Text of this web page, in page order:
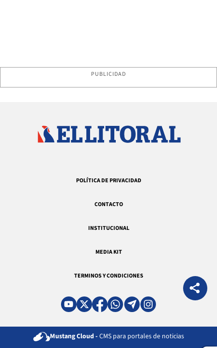
PUBLICIDAD
POLÍTICA DE PRIVACIDAD
CONTACTO
INSTITUCIONAL
MEDIA KIT
TERMINOS Y CONDICIONES
Mustang Cloud - CMS para portales de noticias